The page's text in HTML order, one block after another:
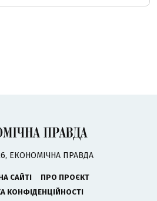
ЕКОНОМІЧНА ПРАВДА
САЙТІ
ПРО ПРОЄКТ
КОНФІДЕНЦІЙНОСТІ